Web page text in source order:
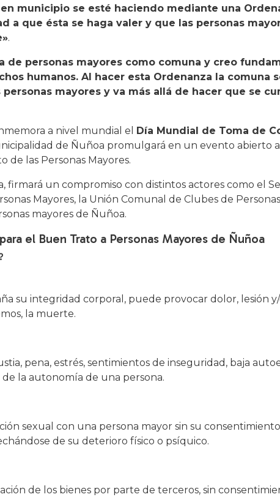
municipio se esté haciendo mediante una
a que ésta se haga valer y que las personas
.
de personas mayores como comuna y creo
humanos. Al hacer esta Ordenanza la comuna
mayores y va más allá de hacer que se
a nivel mundial el Día Mundial de Toma de
de Ñuñoa promulgará en un evento abierto
de las Personas Mayores.
firmará un compromiso con distintos actores como el
Mayores, la Unión Comunal de Clubes de
mayores de Ñuñoa.
el Buen Trato a Personas Mayores de Ñuñoa
su integridad corporal, puede provocar dolor, lesión
la muerte.
pena, estrés, sentimientos de inseguridad, baja
la autonomía de una persona.
sexual con una persona mayor sin su
de su deterioro físico o psíquico.
de los bienes por parte de terceros, sin